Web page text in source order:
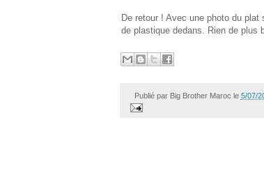
De retour ! Avec une photo du
de plastique dedans. Rien de plus
Publié par Big Brother Maroc le 5/07/